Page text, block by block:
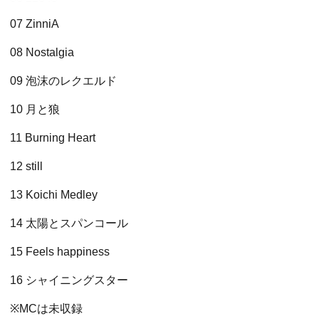
07 ZinniA
08 Nostalgia
09 泡沫のレクエルド
10 月と狼
11 Burning Heart
12 still
13 Koichi Medley
14 太陽とスパンコール
15 Feels happiness
16 シャイニングスター
※MCは未収録